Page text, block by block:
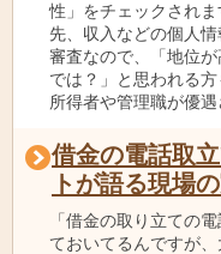
性」をチェックされ
先、収入などの個人
審査なので、「地位
では？」と思われる
所得者や管理職が優遇
借金の電話取
トが語る現場
「借金の取り立ての
ておいてるんですが